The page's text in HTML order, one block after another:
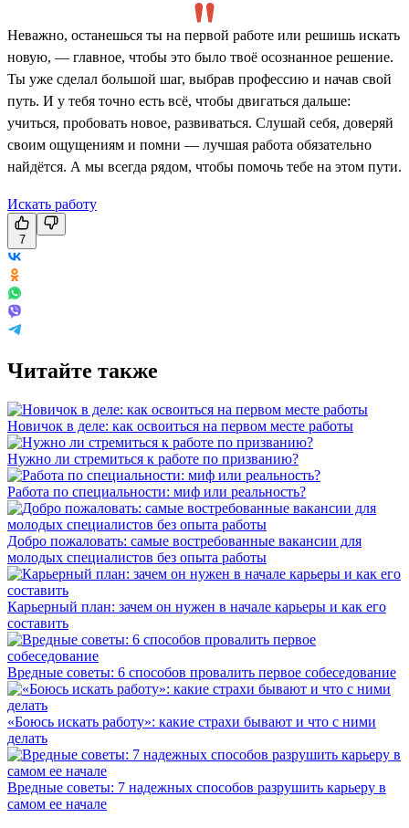
Неважно, останешься ты на первой работе или решишь искать
новую, — главное, чтобы это было твоё осознанное решение.
Ты уже сделал большой шаг, выбрав профессию и начав свой
путь. И у тебя точно есть всё, чтобы двигаться дальше:
учиться, пробовать новое, развиваться. Слушай себя, доверяй
своим ощущениям и помни — лучшая работа обязательно
найдётся. А мы всегда рядом, чтобы помочь тебе на этом пути.
Искать работу
7
Читайте также
Новичок в деле: как освоиться на первом месте работы
Нужно ли стремиться к работе по призванию?
Работа по специальности: миф или реальность?
Добро пожаловать: самые востребованные вакансии для
молодых специалистов без опыта работы
Карьерный план: зачем он нужен в начале карьеры и как его
составить
Вредные советы: 6 способов провалить первое собеседование
«Боюсь искать работу»: какие страхи бывают и что с ними
делать
Вредные советы: 7 надежных способов разрушить карьеру в
самом ее начале